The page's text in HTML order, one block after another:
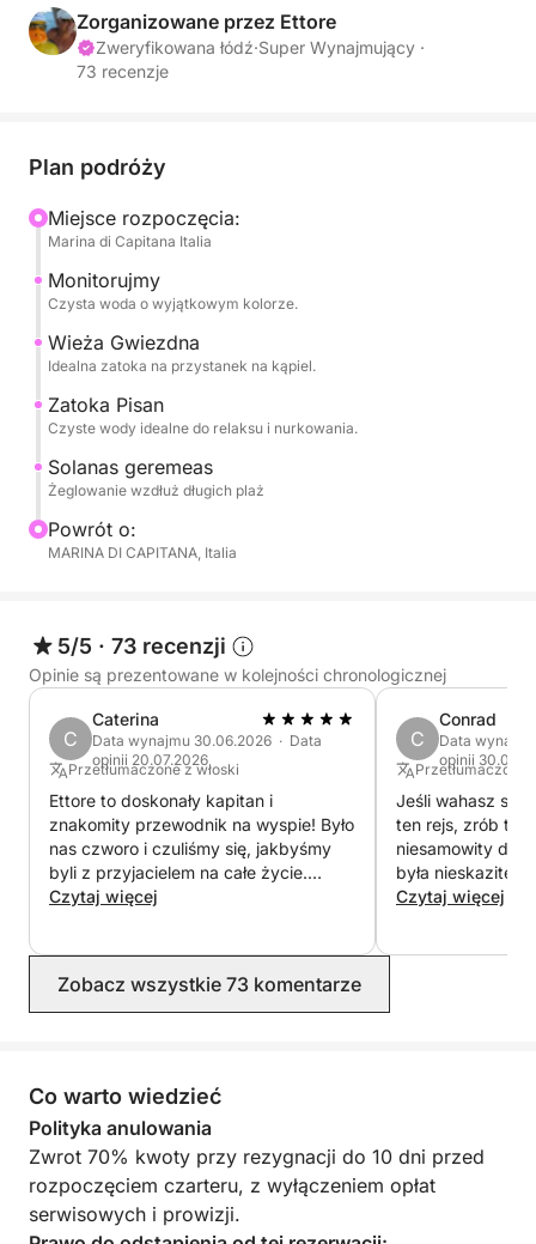
idealne dla tych, którzy chcą uciec od codziennej
rutyny i całkowicie zanurzyć się w naturze. Z dala
od hałasu silników, będziesz cieszyć się szumem
mijając białe klify i ukryte zatoczki, z przystankami
na kąpiel w krystalicznie czystych wodach, takich
jak Cala Fighera, Cala Mosca i Diabelskie Siodło,
kultowy symbol Cagliari. Czyste wody idealnie
nadają się do pływania, nurkowania z rurką lub po
prostu relaksu.
Na pokładzie możesz zrelaksować się w słońcu,
całkowitym spokoju. Tempo jest elastyczne i
na relaks i odkrywanie nowych rzeczy.
autentyczności, natury i wolności.
Zarezerwuj już teraz na Click&Boat i poznaj Cagliari
podczas rejsu.
Zorganizowane przez Ettore
Zweryfikowana łódź·Super Wynajmujący ·
73 recenzje
Plan podróży
Miejsce rozpoczęcia:
Marina di Capitana Italia
Monitorujmy
Czysta woda o wyjątkowym kolorze.
Wieża Gwiezdna
Idealna zatoka na przystanek na kąpiel.
Zatoka Pisan
Czyste wody idealne do relaksu i nurkowania.
Solanas geremeas
Żeglowanie wzdłuż długich plaż
Powrót o:
MARINA DI CAPITANA, Italia
5/5 · 73 recenzji
Opinie są prezentowane w kolejności chronologicznej
C
Caterina
Data wynajmu 30.06.2026 · Data
opinii 20.07.2026
Przetłumaczone z włoski
Ettore to doskonały kapitan i
znakomity przewodnik na wyspie! Było
nas czworo i czuliśmy się, jakbyśmy
byli z przyjacielem na całe życie.
Gorąco polecam, bardzo pomocny i
Czytaj więcej
C
Conrad
Data
opinii
Przetłumaczone
Jeśli wahasz się,
ten rejs, zrób to!
niesamowity
była
pięknie
żebyś był
lato! Zasługujesz
Czytaj więcej
Zobacz wszystkie 73 komentarze
Co warto wiedzieć
Polityka anulowania
Zwrot 70% kwoty przy rezygnacji do 10 dni przed
rozpoczęciem czarteru, z wyłączeniem opłat
serwisowych i prowizji.